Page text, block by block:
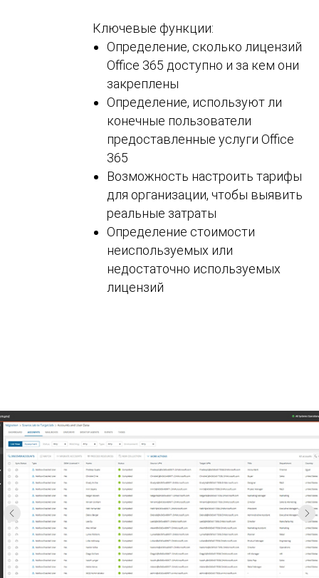
Ключевые функции:
Определение, сколько лицензий
Office 365 доступно и за кем они
закреплены
Определение, используют ли
конечные пользователи
предоставленные услуги Office
365
Возможность настроить тарифы
для организации, чтобы выявить
реальные затраты
Определение стоимости
неиспользуемых или
недостаточно используемых
лицензий